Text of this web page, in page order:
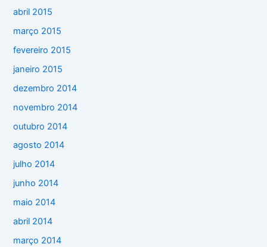
abril 2015
março 2015
fevereiro 2015
janeiro 2015
dezembro 2014
novembro 2014
outubro 2014
agosto 2014
julho 2014
junho 2014
maio 2014
abril 2014
março 2014